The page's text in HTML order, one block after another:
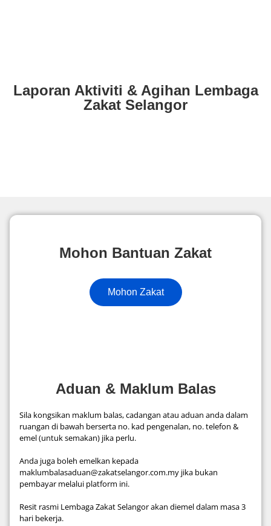
Laporan Aktiviti & Agihan Lembaga
Zakat Selangor
Mohon Bantuan Zakat
Mohon Zakat
Aduan & Maklum Balas
Sila kongsikan maklum balas, cadangan atau aduan anda dalam
ruangan di bawah berserta no. kad pengenalan, no. telefon &
emel (untuk semakan) jika perlu.
Anda juga boleh emelkan kepada
maklumbalasaduan@zakatselangor.com.my jika bukan
pembayar melalui platform ini.
Resit rasmi Lembaga Zakat Selangor akan diemel dalam masa 3
hari bekerja.